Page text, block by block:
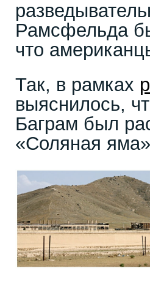
Рамсфельда
что
Так, в рамках
выяснилось,
Баграм был
«Соляная